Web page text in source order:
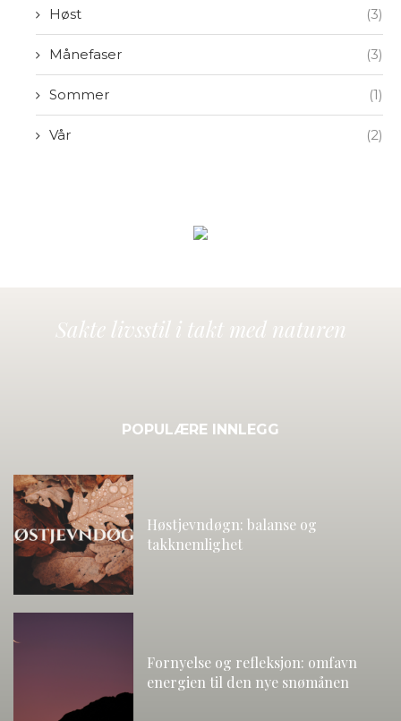
Høst (3)
Månefaser (3)
Sommer (1)
Vår (2)
Sakte livsstil i takt med naturen
POPULÆRE INNLEGG
Høstjevndøgn: balanse og
takknemlighet
Fornyelse og refleksjon: omfavn
energien til den nye snømånen